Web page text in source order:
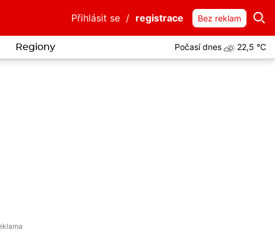
Přihlásit se / registrace Bez reklam
Regiony Počasí dnes 22,5 °C